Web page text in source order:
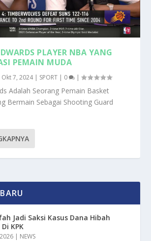
PLAYER NBA YANG
PEMAIN MUDA
Okt 7, 2024| SPORT | 0 |
Adalah Seorang Pemain Basket
Bermain Sebagai Shooting Guard
Jadi Saksi Kasus Dana Hibah
KPK
| NEWS